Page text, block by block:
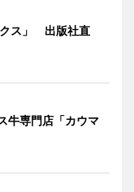
クス」 出版社直
牛専門店「カウマ